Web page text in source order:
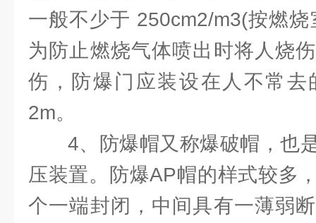
一般不少于 250cm2/m3(按燃
为防止燃烧气体喷出时将人烧
伤，防爆门应装设在人不常去
2m。
4、防爆帽又称爆破帽，也
压装置。防爆AP帽的样式较多
个一端封闭，中间具有一薄弱